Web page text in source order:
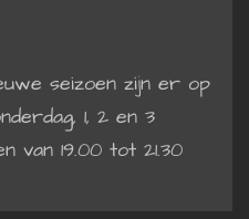
seizoen zijn er op
1, 2 en 3
van 19.00 tot 21.30